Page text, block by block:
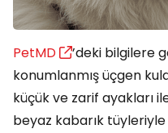
PetMD
’deki bilgilere
konumlanmış üçgen
küçük ve zarif ayakları
beyaz kabarık